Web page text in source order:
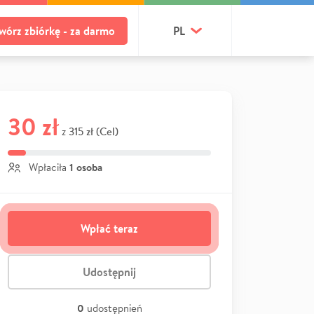
zbiórkę - za darmo PL
30 zł z 315 zł (Cel)
Wpłaciła 1 osoba
Wpłać teraz
Udostępnij
0 udostępnień